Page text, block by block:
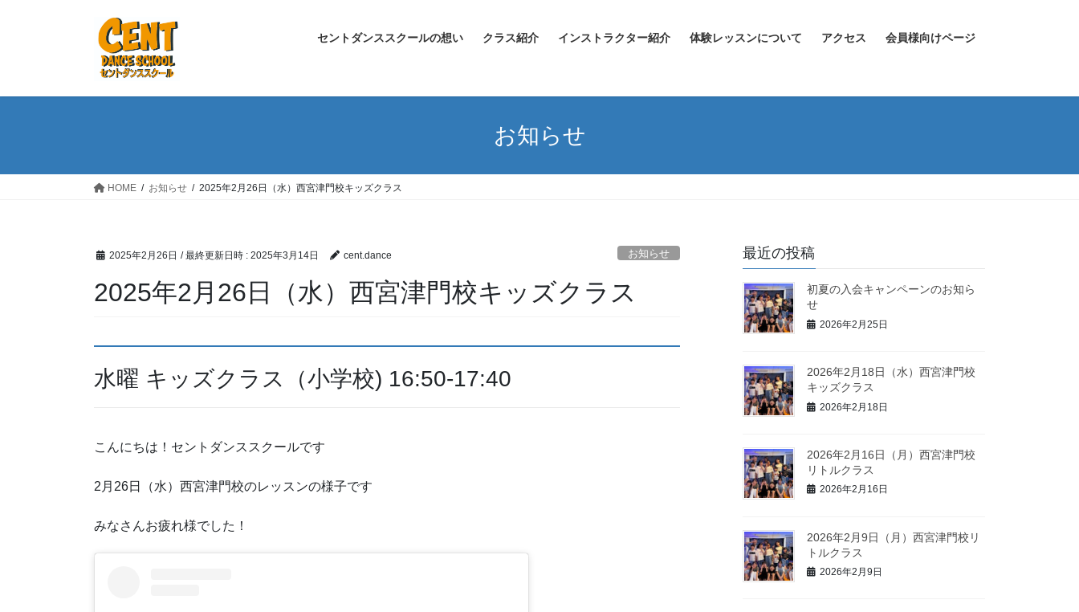
セントダンススクールの想い クラス紹介 インストラクター紹介 体験レッスンについて アクセス 会員様向けページ
お知らせ
HOME お知らせ 2025年2月26日（水）西宮津門校キッズクラス
2025年2月26日 / 最終更新日時 : 2025年3月14日 cent.dance お知らせ
2025年2月26日（水）西宮津門校キッズクラス
水曜 キッズクラス（小学校) 16:50-17:40
こんにちは！セントダンススクールです
2月26日（水）西宮津門校のレッスンの様子です
みなさんお疲れ様でした！
最近の投稿
初夏の入会キャンペーンのお知ら
せ
2026年2月25日
2026年2月18日（水）西宮津門校
キッズクラス
2026年2月18日
2026年2月16日（月）西宮津門校
リトルクラス
2026年2月16日
2026年2月9日（月）西宮津門校リ
トルクラス
2026年2月9日